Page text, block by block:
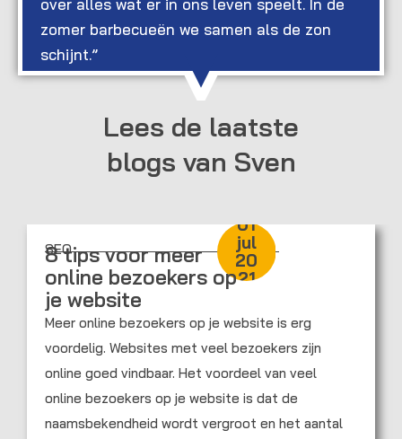
over alles wat er in ons leven speelt. In de
zomer barbecueën we samen als de zon
schijnt.”
Lees de laatste
blogs van Sven
SEO
01
jul
20
21
8 tips voor meer
online bezoekers op
je website
Meer online bezoekers op je website is erg
voordelig. Websites met veel bezoekers zijn
online goed vindbaar. Het voordeel van veel
online bezoekers op je website is dat de
naamsbekendheid wordt vergroot en het aantal